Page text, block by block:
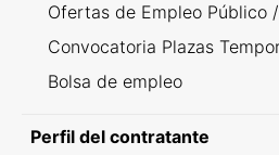
Ofertas de Empleo Público
Convocatoria Plazas
Bolsa de empleo
Perfil del contratante